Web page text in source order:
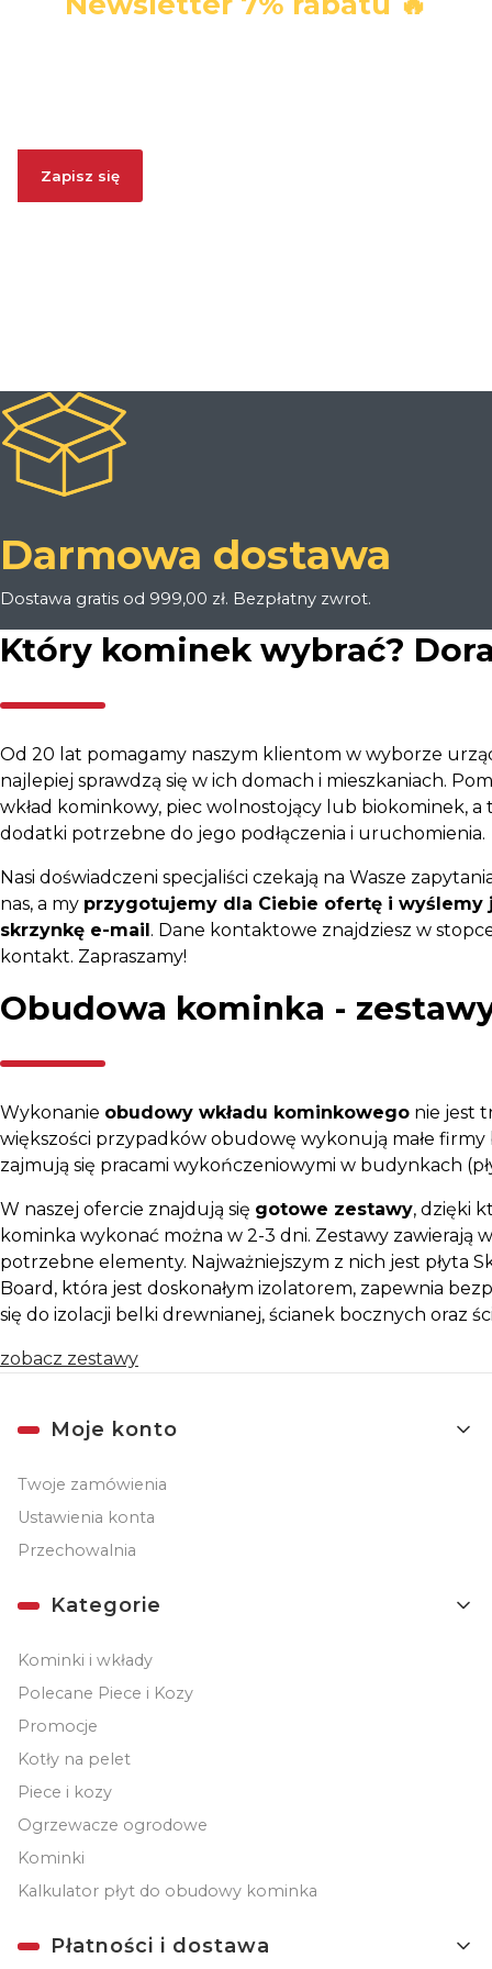
Zapisz się
Darmowa dostawa
Dostawa gratis od 999,00 zł. Bezpłatny zwrot.
Który kominek wybrać?
Od 20 lat pomagamy naszym klientom w wyborze
najlepiej sprawdzą się w ich domach i mieszkaniach.
wkład kominkowy, piec wolnostojący lub biokominek, a
dodatki potrzebne do jego podłączenia i uruchomienia.
Nasi doświadczeni specjaliści czekają na Wasze
nas, a my przygotujemy dla Ciebie ofertę i wyślemy
skrzynkę e-mail . Dane kontaktowe znajdziesz w
kontakt. Zapraszamy!
Obudowa kominka -
Wykonanie obudowy wkładu kominkowego nie jest
większości przypadków obudowę wykonują małe
zajmują się pracami wykończeniowymi w budynkach
W naszej ofercie znajdują się gotowe zestawy, dzięki
kominka wykonać można w 2-3 dni. Zestawy zawierają
potrzebne elementy. Najważniejszym z nich jest płyta
Board, która jest doskonałym izolatorem, zapewnia
się do izolacji belki drewnianej, ścianek bocznych oraz
zobacz zestawy
Linki w stopce
Moje konto
Twoje zamówienia
Ustawienia konta
Przechowalnia
Kategorie
Kominki i wkłady
Polecane Piece i Kozy
Promocje
Kotły na pelet
Piece i kozy
Ogrzewacze ogrodowe
Kominki
Kalkulator płyt do obudowy kominka
Płatności i dostawa